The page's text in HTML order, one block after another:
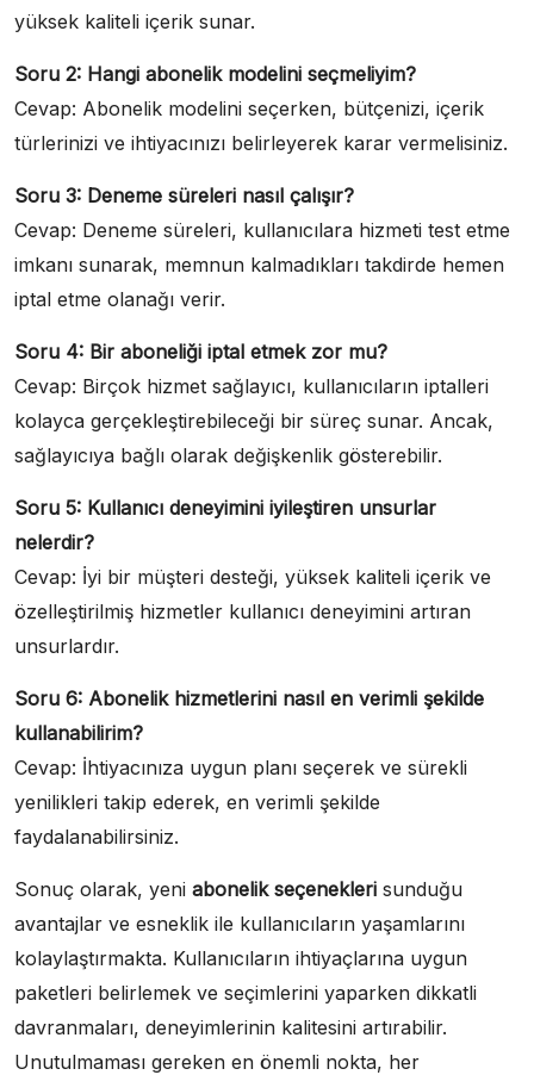
yüksek kaliteli içerik sunar.
Soru 2: Hangi abonelik modelini seçmeliyim?
Cevap: Abonelik modelini seçerken, bütçenizi, içerik
türlerinizi ve ihtiyacınızı belirleyerek karar vermelisiniz.
Soru 3: Deneme süreleri nasıl çalışır?
Cevap: Deneme süreleri, kullanıcılara hizmeti test etme
imkanı sunarak, memnun kalmadıkları takdirde hemen
iptal etme olanağı verir.
Soru 4: Bir aboneliği iptal etmek zor mu?
Cevap: Birçok hizmet sağlayıcı, kullanıcıların iptalleri
kolayca gerçekleştirebileceği bir süreç sunar. Ancak,
sağlayıcıya bağlı olarak değişkenlik gösterebilir.
Soru 5: Kullanıcı deneyimini iyileştiren unsurlar
nelerdir?
Cevap: İyi bir müşteri desteği, yüksek kaliteli içerik ve
özelleştirilmiş hizmetler kullanıcı deneyimini artıran
unsurlardır.
Soru 6: Abonelik hizmetlerini nasıl en verimli şekilde
kullanabilirim?
Cevap: İhtiyacınıza uygun planı seçerek ve sürekli
yenilikleri takip ederek, en verimli şekilde
faydalanabilirsiniz.
Sonuç olarak, yeni abonelik seçenekleri sunduğu
avantajlar ve esneklik ile kullanıcıların yaşamlarını
kolaylaştırmakta. Kullanıcıların ihtiyaçlarına uygun
paketleri belirlemek ve seçimlerini yaparken dikkatli
davranmaları, deneyimlerinin kalitesini artırabilir.
Unutulmaması gereken en önemli nokta, her